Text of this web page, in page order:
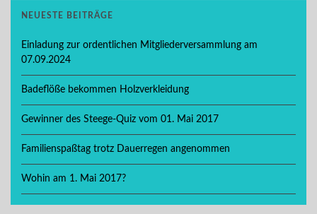
NEUESTE BEITRÄGE
Einladung zur ordentlichen Mitgliederversammlung am
07.09.2024
Badeflöße bekommen Holzverkleidung
Gewinner des Steege-Quiz vom 01. Mai 2017
Familienspaßtag trotz Dauerregen angenommen
Wohin am 1. Mai 2017?